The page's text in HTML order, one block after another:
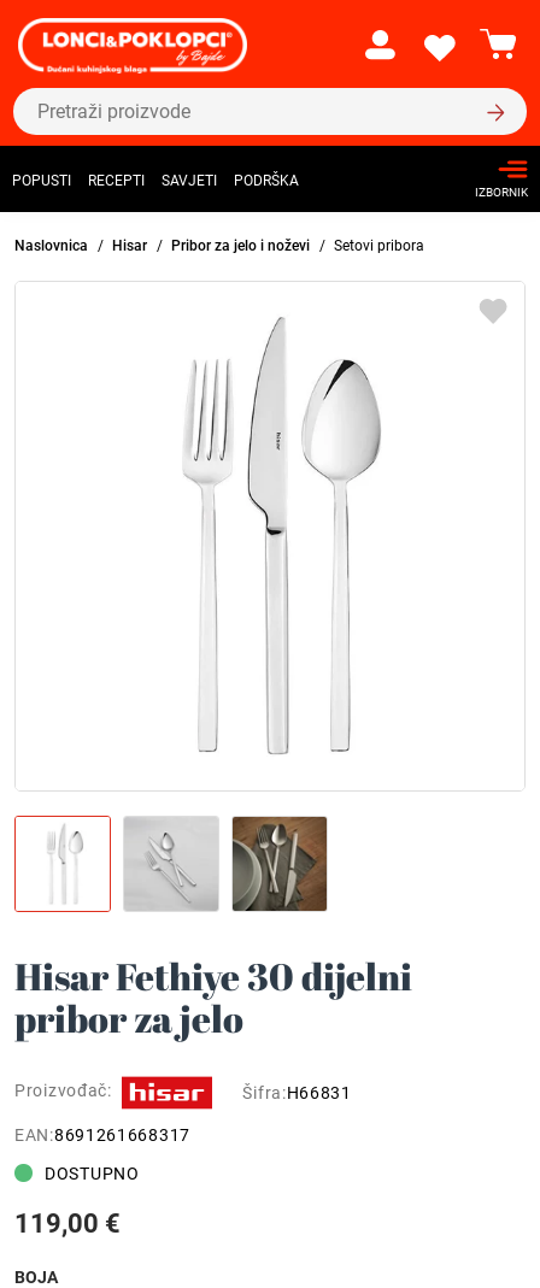
POPUSTI RECEPTI SAVJETI PODRŠKA
IZBORNIK
Naslovnica Hisar Pribor za jelo i noževi Setovi pribora
Hisar Fethiye 30 dijelni
pribor za jelo
Proizvođač: Šifra:H66831
EAN:8691261668317
DOSTUPNO
119,00 €
BOJA